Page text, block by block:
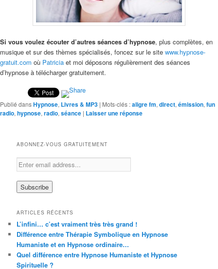
Si vous voulez écouter d’autres séances d’hypnose, plus complètes, en
musique et sur des thèmes spécialisés, foncez sur le site www.hypnose-
gratuit.com où Patricia et moi déposons régulièrement des séances
d’hypnose à télécharger gratuitement.
Publié dansHypnose, Livres & MP3 | Mots-clés :aligre fm, direct, émission, fun
radio, hypnose, radio, séance | Laisser une réponse
ABONNEZ-VOUS GRATUITEMENT
ARTICLES RÉCENTS
L’infini… c’est vraiment très très grand !
Différence entre Thérapie Symbolique en Hypnose
Humaniste et en Hypnose ordinaire…
Quel différence entre Hypnose Humaniste et Hypnose
Spirituelle ?